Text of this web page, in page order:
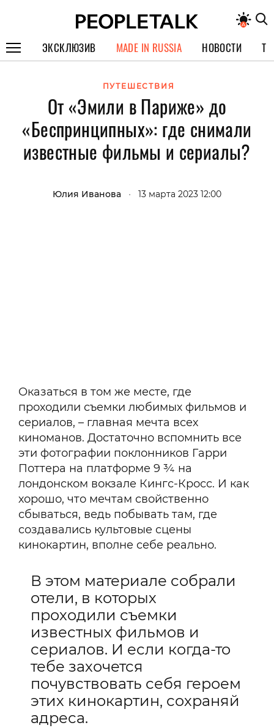
ЭКСКЛЮЗИВ
СПЕЦПРОЕКТЫ
ИНТЕРВЬЮ
ПОКОЛЕНИЕ
MADE IN RUSSIA НОВОСТИ
ПУТЕШЕСТВИЯ
От «Эмили в Париже» до
«Беспринципных»: где снимали
известные фильмы и сериалы?
Юлия Иванова • 13 марта 2023 12:00
Оказаться в том же месте, где
проходили съемки любимых фильмов и
сериалов, – главная мечта всех
киноманов. Достаточно вспомнить все
эти фотографии поклонников Гарри
Поттера на платформе 9 ¾ на
лондонском вокзале Кингс-Кросс. И как
хорошо, что мечтам свойственно
сбываться, ведь побывать там, где
создавались культовые сцены
кинокартин, вполне себе реально.
В этом материале собрали
отели, в которых
проходили съемки
известных фильмов и
сериалов. И если когда-то
тебе захочется
почувствовать себя героем
этих кинокартин, сохраняй
адреса.